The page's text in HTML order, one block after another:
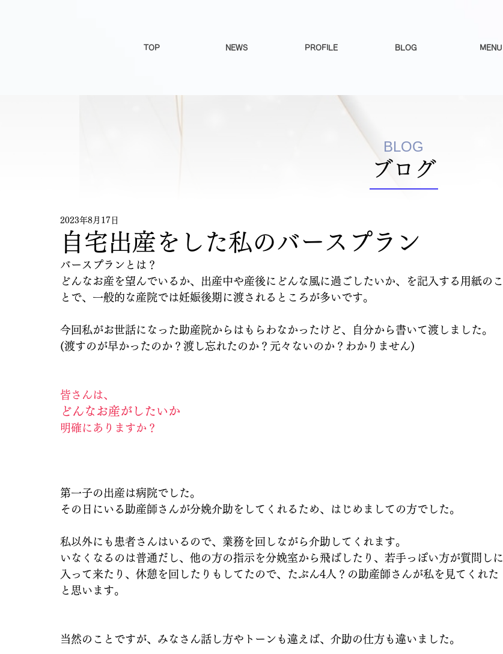
TOP NEWS PROFILE BLOG MENU
BLOG
​ブログ
自宅出産をした私のバースプラン
2023年8月17日
バースプランとは？
どんなお産を望んでいるか、出産中や産後にどんな風に過ごしたいか、を記入する用紙のこ
とで、一般的な産院では妊娠後期に渡されるところが多いです。
今回私がお世話になった助産院からはもらわなかったけど、自分から書いて渡しました。
(渡すのが早かったのか？渡し忘れたのか？元々ないのか？わかりません)
皆さんは、
どんなお産がしたいか
明確にありますか？
第一子の出産は病院でした。
その日にいる助産師さんが分娩介助をしてくれるため、はじめましての方でした。
私以外にも患者さんはいるので、業務を回しながら介助してくれます。
いなくなるのは普通だし、他の方の指示を分娩室から飛ばしたり、若手っぽい方が質問しに
入って来たり、休憩を回したりもしてたので、たぶん4人？の助産師さんが私を見てくれた
と思います。
当然のことですが、みなさん話し方やトーンも違えば、介助の仕方も違いました。